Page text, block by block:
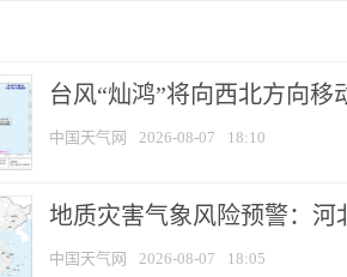
台风“灿鸿”将向西北方向移
中国天气网 2026-08-07 18:10
地质灾害气象风险预警：河
中国天气网 2026-08-07 18:05